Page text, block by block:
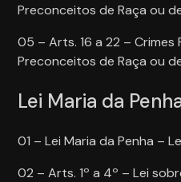
Preconceitos de Raça ou
05 – Arts. 16 a 22 – Crimes
Preconceitos de Raça ou
Lei Maria da
01 – Lei Maria da Penha –
02 – Arts. 1º a 4º – Lei